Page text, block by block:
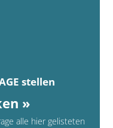
stellen
»
alle hier gelisteten